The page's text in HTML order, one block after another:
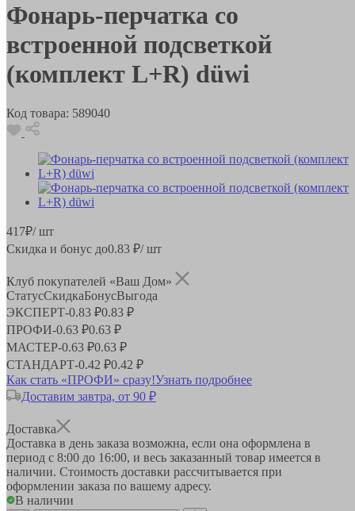
Фонарь-перчатка со
встроенной подсветкой
(комплект L+R) düwi
Код товара: 589040
417₽/ шт
Скидка и бонус до0.83 ₽/ шт
Клуб покупателей «Ваш Дом»
СтатусСкидкаБонусВыгода
ЭКСПЕРТ-0.83 ₽0.83 ₽
ПРОФИ-0.63 ₽0.63 ₽
МАСТЕР-0.63 ₽0.63 ₽
СТАНДАРТ-0.42 ₽0.42 ₽
Как стать «ПРОФИ» сразу!Узнать подробнее
Доставим завтра, от 90 ₽
Доставка
Доставка в день заказа возможна, если она оформлена в
период с 8:00 до 16:00, и весь заказанный товар имеется в
наличии. Стоимость доставки рассчитывается при
оформлении заказа по вашему адресу.
В наличии